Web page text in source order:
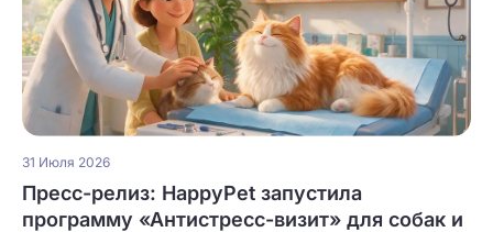
31 Июля 2026
Пресс-релиз: HappyPet запустила
программу «Антистресс-визит» для собак и